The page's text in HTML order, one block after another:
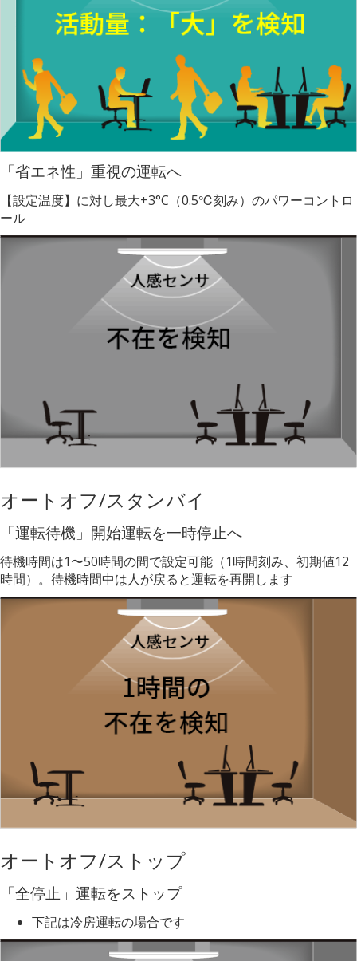
「省エネ性」重視の運転へ
【設定温度】に対し最大+3°C（0.5℃刻み）のパワーコントロ
ール
オートオフ/スタンバイ
「運転待機」開始運転を⼀時停止へ
待機時間は1〜50時間の間で設定可能（1時間刻み、初期値12
時間）。待機時間中は人が戻ると運転を再開します
オートオフ/ストップ
「全停止」運転をストップ
下記は冷房運転の場合です